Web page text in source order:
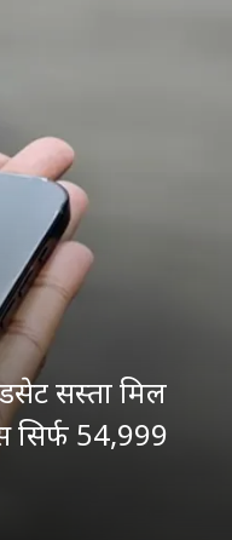
सस्ता मिल
सिर्फ 54,999